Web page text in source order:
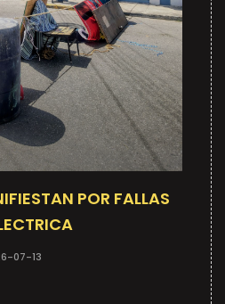
POR FALLAS
07-13